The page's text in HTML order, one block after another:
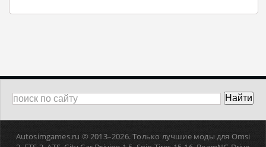
Autosimgames.ru © 2013–2026. Только лучшие моды для Omsi